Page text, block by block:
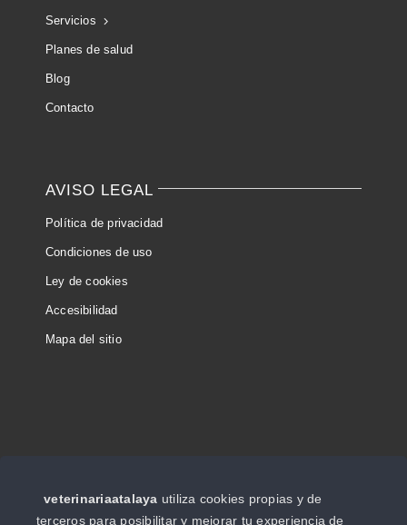
Servicios
Planes de salud
Blog
Contacto
AVISO LEGAL
Política de privacidad
Condiciones de uso
Ley de cookies
Accesibilidad
Mapa del sitio
veterinariaatalaya utiliza cookies propias y de
terceros para posibilitar y mejorar tu experiencia de